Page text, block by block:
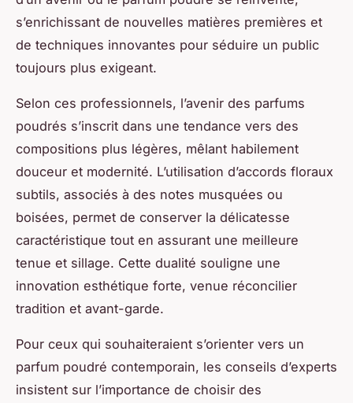
s’enrichissant de nouvelles matières premières et
de techniques innovantes pour séduire un public
toujours plus exigeant.
Selon ces professionnels, l’avenir des parfums
poudrés s’inscrit dans une tendance vers des
compositions plus légères, mêlant habilement
douceur et modernité. L’utilisation d’accords floraux
subtils, associés à des notes musquées ou
boisées, permet de conserver la délicatesse
caractéristique tout en assurant une meilleure
tenue et sillage. Cette dualité souligne une
innovation esthétique forte, venue réconcilier
tradition et avant-garde.
Pour ceux qui souhaiteraient s’orienter vers un
parfum poudré contemporain, les conseils d’experts
insistent sur l’importance de choisir des